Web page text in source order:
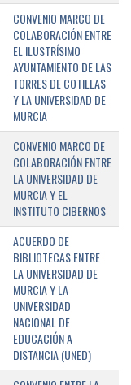
CONVENIO MARCO DE
COLABORACIÓN ENTRE
EL ILUSTRÍSIMO
AYUNTAMIENTO DE LAS
TORRES DE COTILLAS
Y LA UNIVERSIDAD DE
MURCIA
CONVENIO MARCO DE
COLABORACIÓN ENTRE
LA UNIVERSIDAD DE
MURCIA Y EL
INSTITUTO CIBERNOS
ACUERDO DE
BIBLIOTECAS ENTRE
LA UNIVERSIDAD DE
MURCIA Y LA
UNIVERSIDAD
NACIONAL DE
EDUCACIÓN A
DISTANCIA (UNED)